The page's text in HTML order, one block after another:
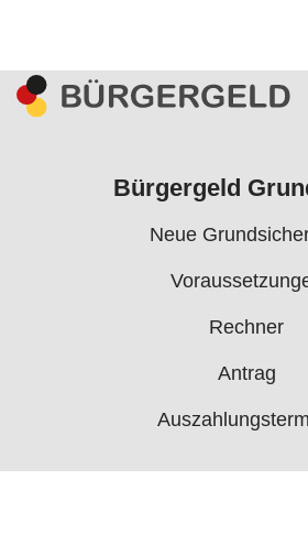
Bürgergeld
Neue
Rechner
Antrag